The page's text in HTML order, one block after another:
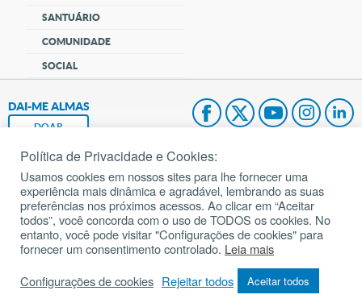
SANTUÁRIO
COMUNIDADE
SOCIAL
DAI-ME ALMAS
DOAR
Fundação João Paulo II
Pedido de Oração
Mapa do site
Todos os direitos reservados.
Política de Privacidade e Cookies:
Usamos cookies em nossos sites para lhe fornecer uma
experiência mais dinâmica e agradável, lembrando as suas
preferências nos próximos acessos. Ao clicar em “Aceitar
todos”, você concorda com o uso de TODOS os cookies. No
entanto, você pode visitar "Configurações de cookies" para
fornecer um consentimento controlado. Leia mais
Configurações de cookies Rejeitar todos Aceitar todos